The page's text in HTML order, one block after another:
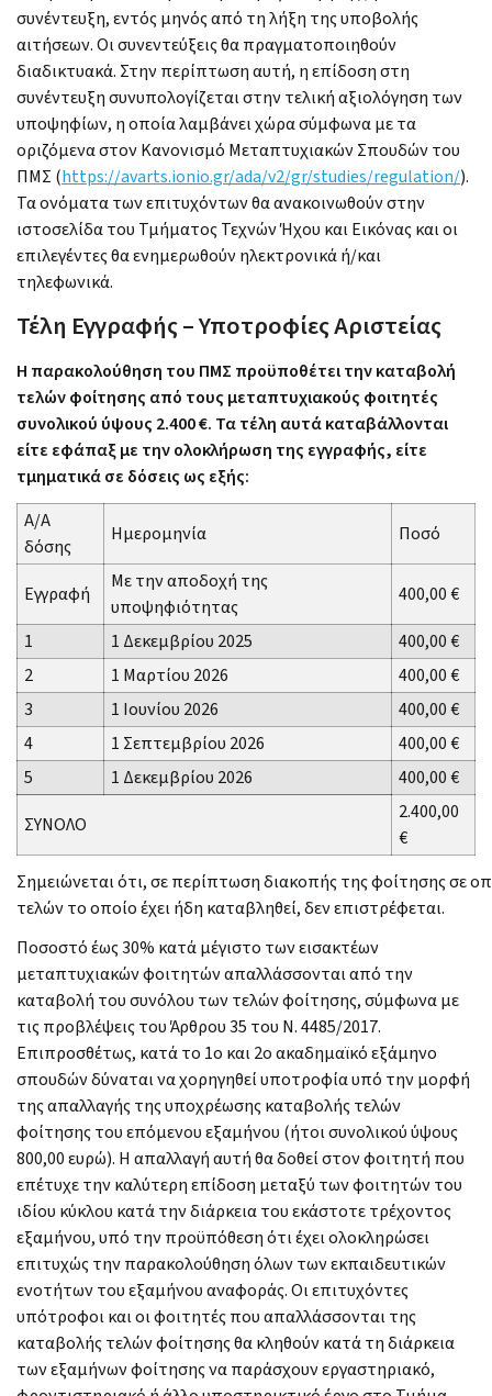
συνέντευξη, εντός μηνός από τη λήξη της υποβολής
αιτήσεων. Οι συνεντεύξεις θα πραγματοποιηθούν
διαδικτυακά. Στην περίπτωση αυτή, η επίδοση στη
συνέντευξη συνυπολογίζεται στην τελική αξιολόγηση των
υποψηφίων, η οποία λαμβάνει χώρα σύμφωνα με τα
οριζόμενα στον Κανονισμό Μεταπτυχιακών Σπουδών του
ΠΜΣ (https://avarts.ionio.gr/ada/v2/gr/studies/regulation/).
Τα ονόματα των επιτυχόντων θα ανακοινωθούν στην
ιστοσελίδα του Τμήματος Τεχνών Ήχου και Εικόνας και οι
επιλεγέντες θα ενημερωθούν ηλεκτρονικά ή/και
τηλεφωνικά.
Τέλη Εγγραφής – Υποτροφίες Αριστείας
Η παρακολούθηση του ΠΜΣ προϋποθέτει την καταβολή
τελών φοίτησης από τους μεταπτυχιακούς φοιτητές
συνολικού ύψους 2.400 €. Τα τέλη αυτά καταβάλλονται
είτε εφάπαξ με την ολοκλήρωση της εγγραφής, είτε
τμηματικά σε δόσεις ως εξής:
Α/Α
δόσης
Ημερομηνία Ποσό
Εγγραφή
Με την αποδοχή της
υποψηφιότητας
400,00 €
1
1 Δεκεμβρίου 2025
400,00 €
2
1 Μαρτίου 2026
400,00 €
3
1 Ιουνίου 2026
400,00 €
4
1 Σεπτεμβρίου 2026
400,00 €
5
1 Δεκεμβρίου 2026
400,00 €
ΣΥΝΟΛΟ
2.400,00
€
Σημειώνεται ότι, σε περίπτωση διακοπής της φοίτησης σε
τελών το οποίο έχει ήδη καταβληθεί, δεν επιστρέφεται.
Ποσοστό έως 30% κατά μέγιστο των εισακτέων
μεταπτυχιακών φοιτητών απαλλάσσονται από την
καταβολή του συνόλου των τελών φοίτησης, σύμφωνα με
τις προβλέψεις του Άρθρου 35 του Ν. 4485/2017.
Επιπροσθέτως, κατά το 1ο και 2ο ακαδημαϊκό εξάμηνο
σπουδών δύναται να χορηγηθεί υποτροφία υπό την μορφή
της απαλλαγής της υποχρέωσης καταβολής τελών
φοίτησης του επόμενου εξαμήνου (ήτοι συνολικού ύψους
800,00 ευρώ). Η απαλλαγή αυτή θα δοθεί στον φοιτητή που
επέτυχε την καλύτερη επίδοση μεταξύ των φοιτητών του
ιδίου κύκλου κατά την διάρκεια του εκάστοτε τρέχοντος
εξαμήνου, υπό την προϋπόθεση ότι έχει ολοκληρώσει
επιτυχώς την παρακολούθηση όλων των εκπαιδευτικών
ενοτήτων του εξαμήνου αναφοράς. Οι επιτυχόντες
υπότροφοι και οι φοιτητές που απαλλάσσονται της
καταβολής τελών φοίτησης θα κληθούν κατά τη διάρκεια
των εξαμήνων φοίτησης να παράσχουν εργαστηριακό,